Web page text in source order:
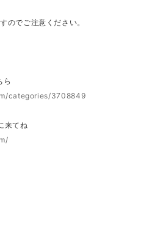
のでご注意ください。
ら
categories/3708849
来てね